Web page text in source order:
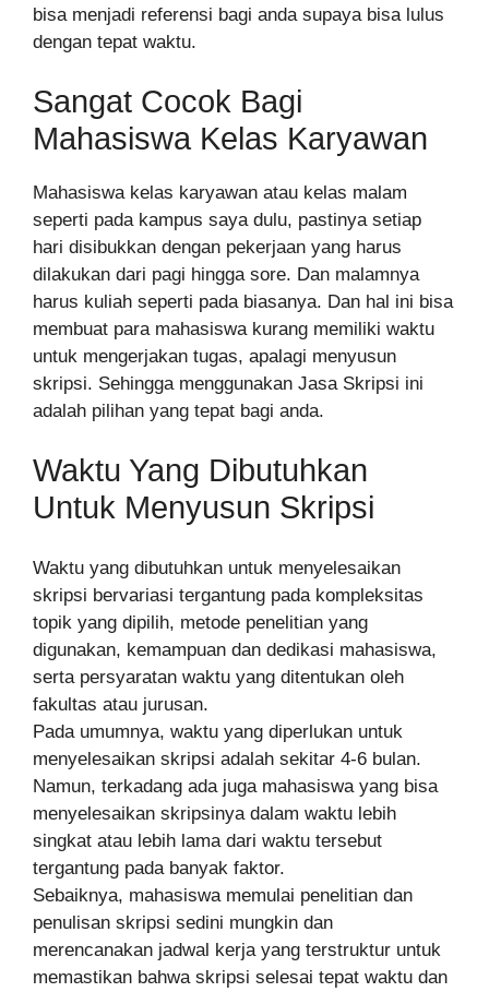
bisa menjadi referensi bagi anda supaya bisa lulus
dengan tepat waktu.
Sangat Cocok Bagi
Mahasiswa Kelas Karyawan
Mahasiswa kelas karyawan atau kelas malam
seperti pada kampus saya dulu, pastinya setiap
hari disibukkan dengan pekerjaan yang harus
dilakukan dari pagi hingga sore. Dan malamnya
harus kuliah seperti pada biasanya. Dan hal ini bisa
membuat para mahasiswa kurang memiliki waktu
untuk mengerjakan tugas, apalagi menyusun
skripsi. Sehingga menggunakan Jasa Skripsi ini
adalah pilihan yang tepat bagi anda.
Waktu Yang Dibutuhkan
Untuk Menyusun Skripsi
Waktu yang dibutuhkan untuk menyelesaikan
skripsi bervariasi tergantung pada kompleksitas
topik yang dipilih, metode penelitian yang
digunakan, kemampuan dan dedikasi mahasiswa,
serta persyaratan waktu yang ditentukan oleh
fakultas atau jurusan.
Pada umumnya, waktu yang diperlukan untuk
menyelesaikan skripsi adalah sekitar 4-6 bulan.
Namun, terkadang ada juga mahasiswa yang bisa
menyelesaikan skripsinya dalam waktu lebih
singkat atau lebih lama dari waktu tersebut
tergantung pada banyak faktor.
Sebaiknya, mahasiswa memulai penelitian dan
penulisan skripsi sedini mungkin dan
merencanakan jadwal kerja yang terstruktur untuk
memastikan bahwa skripsi selesai tepat waktu dan